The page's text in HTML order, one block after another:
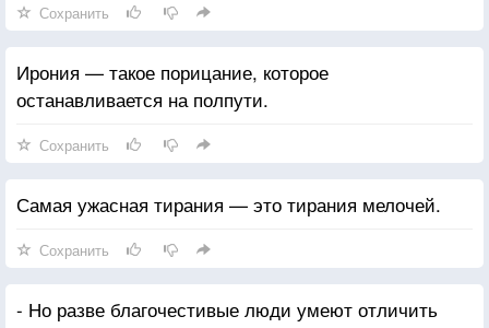
Сохранить
Ирония — такое порицание, которое
останавливается на полпути.
Сохранить
Самая ужасная тирания — это тирания мелочей.
Сохранить
- Но разве благочестивые люди умеют отличить